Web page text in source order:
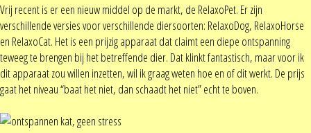
Vrij recent is er een nieuw middel op de markt, de RelaxoPet. Er zijn
verschillende versies voor verschillende diersoorten: RelaxoDog, RelaxoHorse
en RelaxoCat. Het is een prijzig apparaat dat claimt een diepe ontspanning
teweeg te brengen bij het betreffende dier. Dat klinkt fantastisch, maar voor ik
dit apparaat zou willen inzetten, wil ik graag weten hoe en of dit werkt. De prijs
gaat het niveau “baat het niet, dan schaadt het niet” echt te boven.